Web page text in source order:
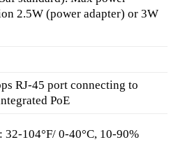
2.5W (power adapter) or 3W
RJ-45 port connecting to
PoE
32-104°F/ 0-40°C, 10-90%